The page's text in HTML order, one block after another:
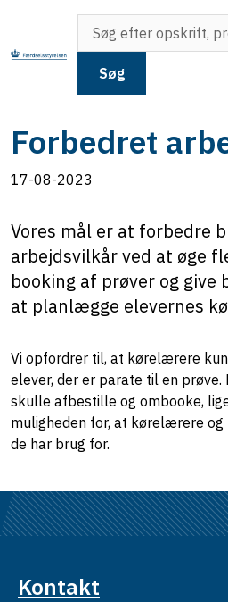
Søg
Forbedret
17-08-2023
Vores mål er at forbedre
arbejdsvilkår ved at øge
booking af prøver og give
at planlægge elevernes
Vi opfordrer til, at kørelærere
elever, der er parate til en prøve.
skulle afbestille og ombooke,
muligheden for, at kørelærere og
de har brug for.
Kontakt